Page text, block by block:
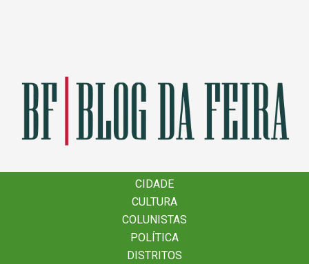
CIDADE
CULTURA
COLUNISTAS
POLÍTICA
DISTRITOS
CIDADE
CULTURA
COLUNISTAS
POLÍTICA
DISTRITOS